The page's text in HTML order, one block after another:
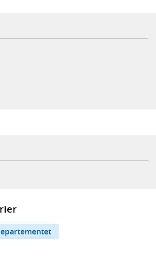
webbplats,
din e-postklient,